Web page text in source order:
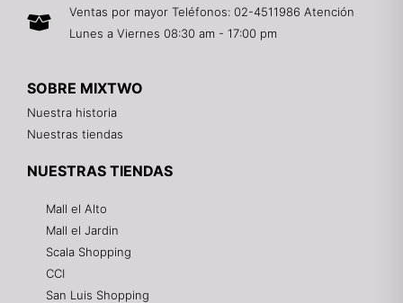
Ventas por mayor Teléfonos: 02-4511986 Atención
Lunes a Viernes 08:30 am - 17:00 pm
SOBRE MIXTWO
Nuestra historia
Nuestras tiendas
NUESTRAS TIENDAS
Mall el Alto
Mall el Jardin
Scala Shopping
CCI
San Luis Shopping